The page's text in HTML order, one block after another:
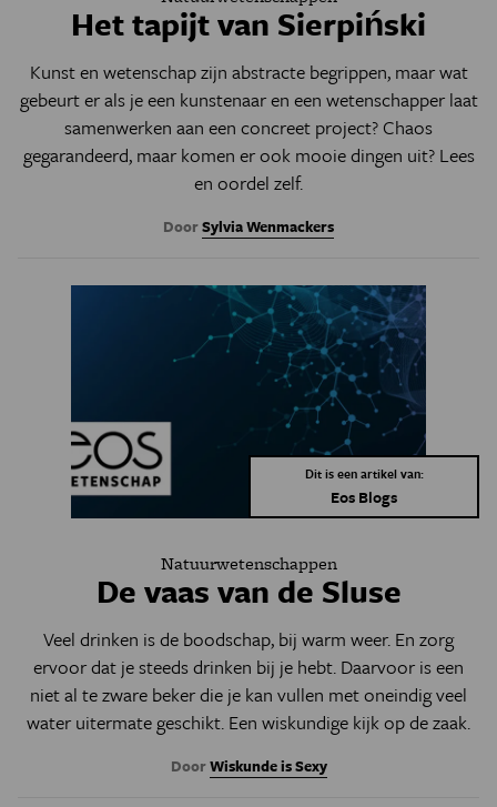
Het tapijt van Sierpiński
Kunst en wetenschap zijn abstracte begrippen, maar wat
gebeurt er als je een kunstenaar en een wetenschapper laat
samenwerken aan een concreet project? Chaos
gegarandeerd, maar komen er ook mooie dingen uit? Lees
en oordel zelf.
DoorSylvia Wenmackers
Dit is een artikel van:
Eos Blogs
Natuurwetenschappen
De vaas van de Sluse
Veel drinken is de boodschap, bij warm weer. En zorg
ervoor dat je steeds drinken bij je hebt. Daarvoor is een
niet al te zware beker die je kan vullen met oneindig veel
water uitermate geschikt. Een wiskundige kijk op de zaak.
DoorWiskunde is Sexy